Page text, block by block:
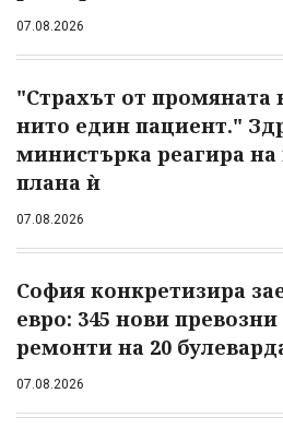
07.08.2026
"Страхът от промяната
нито един пациент."
министърка реагира
плана ѝ
07.08.2026
София конкретизира
евро: 345 нови
ремонти на 20
07.08.2026